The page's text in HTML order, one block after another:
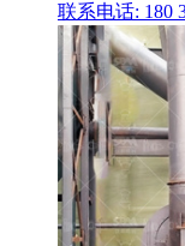
联系电话: 180